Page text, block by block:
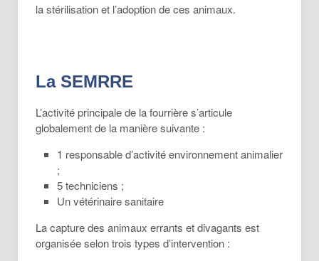
la stérilisation et l’adoption de ces animaux.
La SEMRRE
L’activité principale de la fourrière s’articule
globalement de la manière suivante :
1 responsable d’activité environnement animalier
;
5 techniciens ;
Un vétérinaire sanitaire
La capture des animaux errants et divagants est
organisée selon trois types d’intervention :